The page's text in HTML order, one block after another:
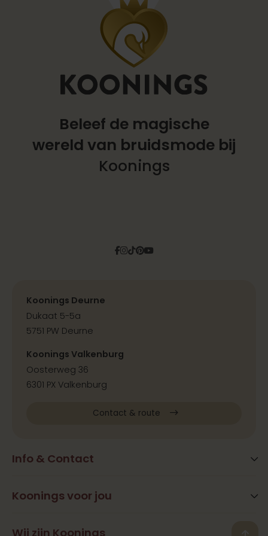
Beleef de magische
wereld van bruidsmode bij
Koonings
Facebook
Instagram
Tiktok
Pinterest
YouTube
Info & Contact
FAQ
Vestigingen
Koonings voor jou
Beauty
Wij zijn Koonings
Koonings Deurne
Dukaat 5-5a
5751 PW Deurne
Koonings Valkenburg
Oosterweg 36
6301 PX Valkenburg
Contact & route